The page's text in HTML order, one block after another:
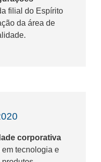
filial do Espírito
da área de
corporativa
em tecnologia e